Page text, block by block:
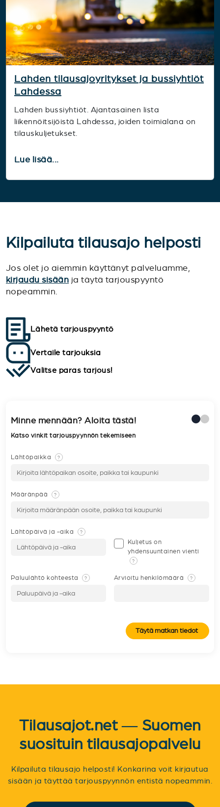
Lahden tilausajoyritykset ja bussiyhtiöt
Lahdessa
Lahden bussiyhtiöt. Ajantasainen lista
liikennöitsijöistä Lahdessa, joiden toimialana on
tilauskuljetukset.
Lue lisää...
Kilpailuta tilausajo helposti
Jos olet jo aiemmin käyttänyt palveluamme,
kirjaudu sisään ja täytä tarjouspyyntö
nopeammin.
Lähetä tarjouspyyntö
Vertaile tarjouksia
Valitse paras tarjous!
Minne mennään? Aloita tästä!
Katso vinkit tarjouspyynnön tekemiseen
Lähtöpaikka ?
Määränpää ?
Lähtöpäivä ja -aika ?
Kuljetus on
yhdensuuntainen vienti
?
Paluulähtö kohteesta ? Arvioitu henkilömäärä ?
Täytä matkan tiedot
Tilausajot.net — Suomen
suosituin tilausajopalvelu
Kilpailuta tilausajo helposti! Konkarina voit kirjautua
sisään ja täyttää tarjouspyynnön entistä nopeammin.